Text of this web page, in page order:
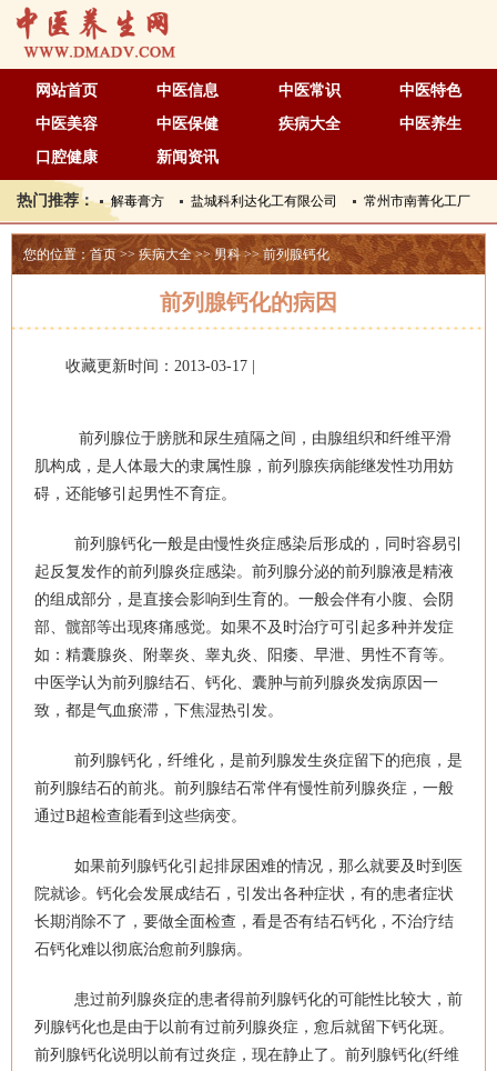
网站首页 中医信息 中医常识
中医特色
中医美容
中医保健 疾病大全
中医养生
口腔健康
新闻资讯
热门推荐： 解毒膏方 盐城科利达化工有限公司 常州市南菁化工厂
您的位置：首页>> 疾病大全>>男科>>前列腺钙化
前列腺钙化的病因
收藏更新时间：2013-03-17 |
前列腺位于膀胱和尿生殖隔之间，由腺组织和纤维平滑
肌构成，是人体最大的隶属性腺，前列腺疾病能继发性功用妨
碍，还能够引起男性不育症。
前列腺钙化一般是由慢性炎症感染后形成的，同时容易引
起反复发作的前列腺炎症感染。前列腺分泌的前列腺液是精液
的组成部分，是直接会影响到生育的。一般会伴有小腹、会阴
部、髋部等出现疼痛感觉。如果不及时治疗可引起多种并发症
如：精囊腺炎、附睾炎、睾丸炎、阳痿、早泄、男性不育等。
中医学认为前列腺结石、钙化、囊肿与前列腺炎发病原因一
致，都是气血瘀滞，下焦湿热引发。
前列腺钙化，纤维化，是前列腺发生炎症留下的疤痕，是
前列腺结石的前兆。前列腺结石常伴有慢性前列腺炎症，一般
通过B超检查能看到这些病变。
如果前列腺钙化引起排尿困难的情况，那么就要及时到医
院就诊。钙化会发展成结石，引发出各种症状，有的患者症状
长期消除不了，要做全面检查，看是否有结石钙化，不治疗结
石钙化难以彻底治愈前列腺病。
患过前列腺炎症的患者得前列腺钙化的可能性比较大，前
列腺钙化也是由于以前有过前列腺炎症，愈后就留下钙化斑。
前列腺钙化说明以前有过炎症，现在静止了。前列腺钙化(纤维